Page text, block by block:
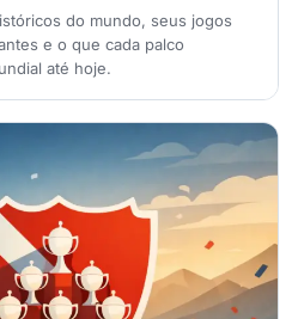
do mundo, seus jogos
e o que cada palco
até hoje.